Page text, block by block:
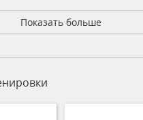
Показать больше